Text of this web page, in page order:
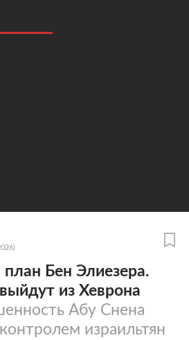
Бен Элиезера.
из Хеврона
Абу Снена
израильтян